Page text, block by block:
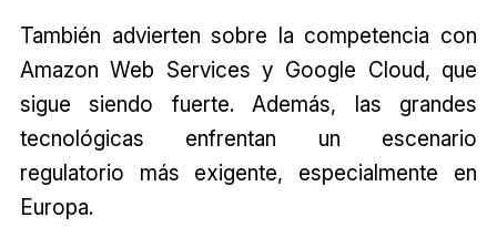
También advierten sobre la competencia con
Amazon Web Services y Google Cloud, que
sigue siendo fuerte. Además, las grandes
tecnológicas enfrentan un escenario
regulatorio más exigente, especialmente en
Europa.